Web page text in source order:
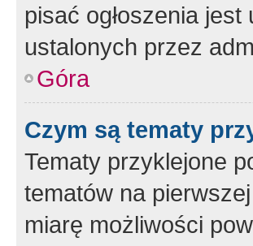
pisać ogłoszenia
ustalonych przez
Góra
Czym są tematy
Tematy przyklejone
tematów na
miarę możliwości